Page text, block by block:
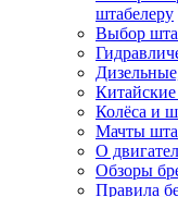
штабелеру
Выбор
Колёса и
Мачты
О
Обзоры
Правила